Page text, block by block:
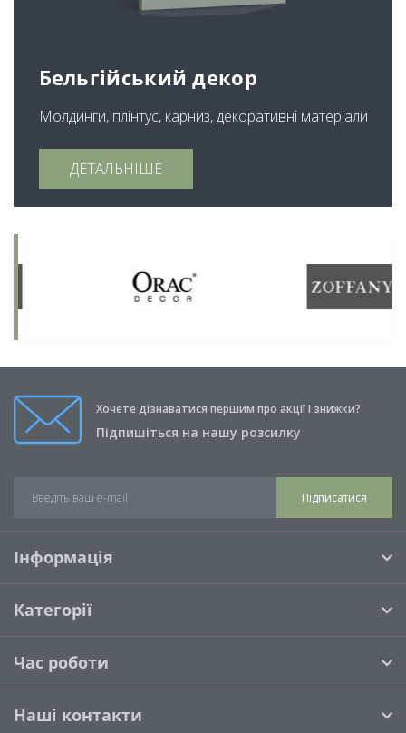
Бельгійський декор
Молдинги, плінтус, карниз, декоративні матеріали
ДЕТАЛЬНІШЕ
Хочете дізнаватися першим про акції і знижки?
Підпишіться на нашу розсилку
Підписатися
Інформація
Категорії
Час роботи
Наші контакти